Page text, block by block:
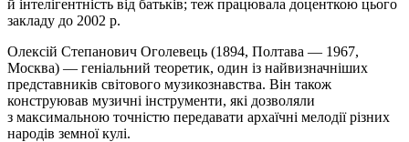
й інтелігентність від батьків; теж працювала доценткою цього
закладу до 2002 р.
Олексій Степанович Оголевець (1894, Полтава — 1967,
Москва) — геніальний теоретик, один із найвизначніших
представників світового музикознавства. Він також
конструював музичні інструменти, які дозволяли
з максимальною точністю передавати архаїчні мелодії різних
народів земної кулі.